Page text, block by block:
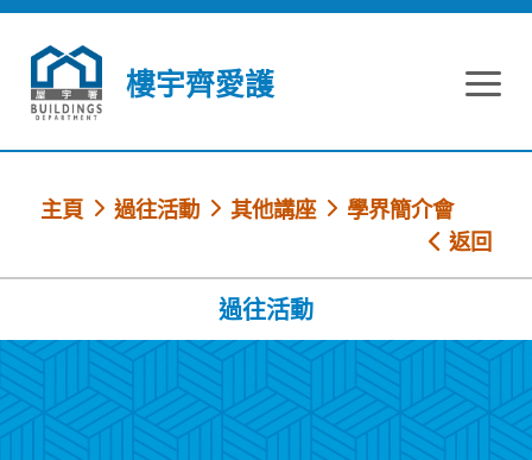
跳到內容
樓宇齊愛護
主頁 過往活動 其他講座
學界簡介會
返回
過往活動